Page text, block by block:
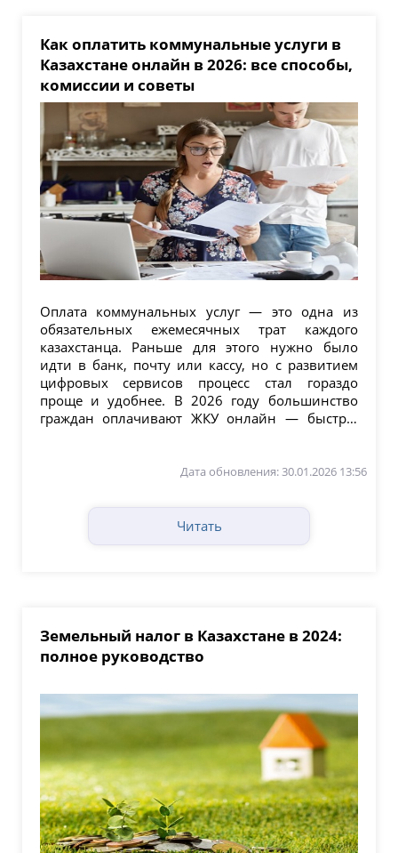
Как оплатить коммунальные услуги в
Казахстане онлайн в 2026: все способы,
комиссии и советы
Оплата коммунальных услуг — это одна из
обязательных ежемесячных трат каждого
казахстанца. Раньше для этого нужно было
идти в банк, почту или кассу, но с развитием
цифровых сервисов процесс стал гораздо
проще и удобнее. В 2026 году большинство
граждан оплачивают ЖКУ онлайн — быстро,
Дата обновления: 30.01.2026 13:56
Читать
Земельный налог в Казахстане в 2024:
полное руководство